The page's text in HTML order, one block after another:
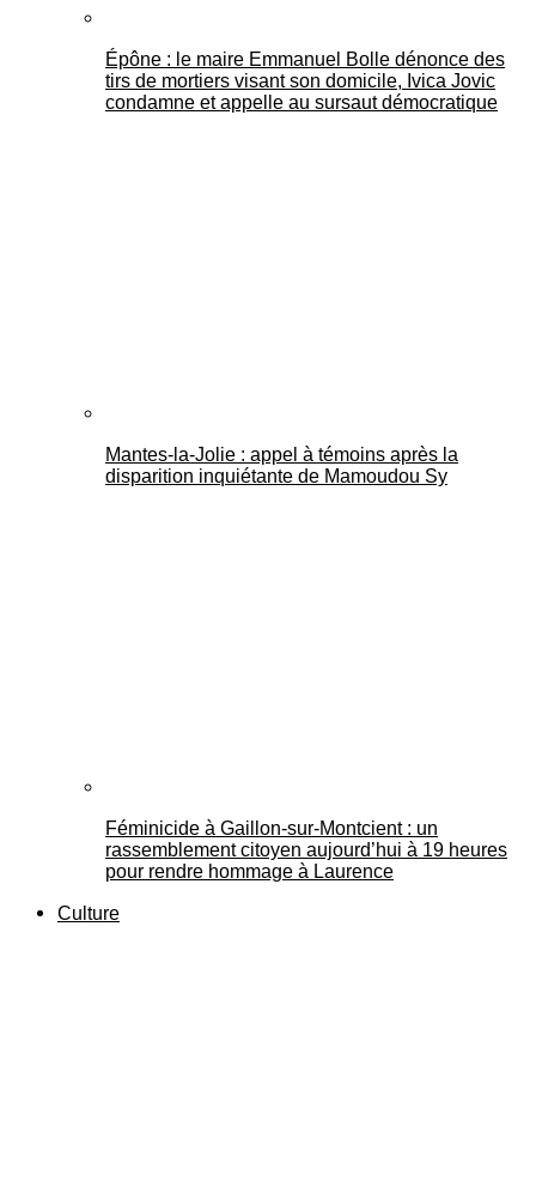
Épône : le maire Emmanuel Bolle dénonce des
tirs de mortiers visant son domicile, Ivica Jovic
condamne et appelle au sursaut démocratique
Mantes-la-Jolie : appel à témoins après la
disparition inquiétante de Mamoudou Sy
Féminicide à Gaillon‑sur‑Montcient : un
rassemblement citoyen aujourd’hui à 19 heures
pour rendre hommage à Laurence
Culture